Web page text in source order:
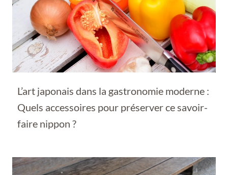
L’art japonais dans la gastronomie moderne :
Quels accessoires pour préserver ce savoir-
faire nippon ?